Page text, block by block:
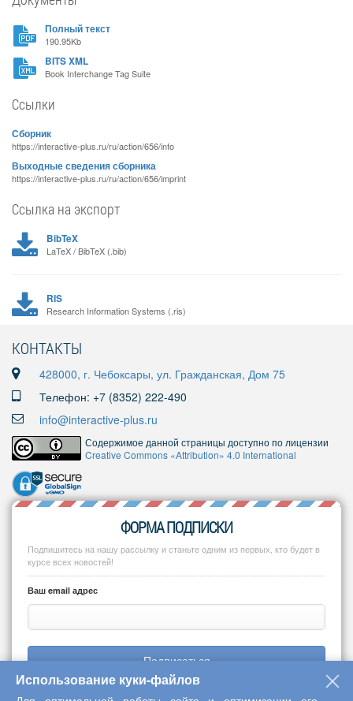
Полный текст
190.95Kb
BITS XML
Book Interchange Tag Suite
Ссылки
Сборник
https://interactive-plus.ru/ru/action/656/info
Выходные сведения сборника
https://interactive-plus.ru/ru/action/656/imprint
Ссылка на экспорт
BibTeX
LaTeX / BibTeX (.bib)
RIS
Research Information Systems (.ris)
КОНТАКТЫ
428000, г. Чебоксары, ул. Гражданская, Дом 75
Телефон: +7 (8352) 222-490
info@interactive-plus.ru
Содержимое данной страницы доступно по лицензии
Creative Commons «Attribution» 4.0 International
ФОРМА ПОДПИСКИ
Подпишитесь на нашу рассылку и станьте одним из первых, кто будет в
курсе всех новостей!
Ваш email адрес
Подписаться
Использование куки-файлов